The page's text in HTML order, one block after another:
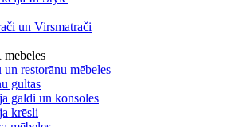
un Virsmatrači
un restorānu mēbeles
gultas
galdi un konsoles
krēsli